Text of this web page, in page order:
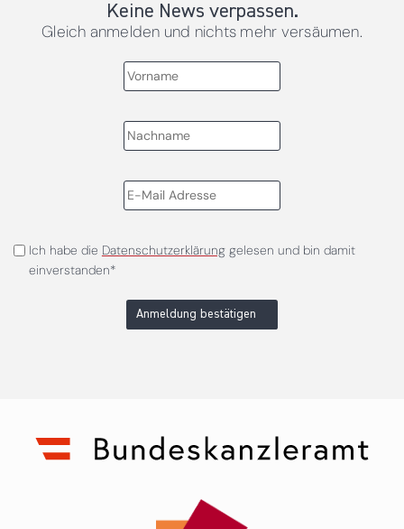
Keine News verpassen.
Gleich anmelden und nichts mehr versäumen.
Ich habe die Datenschutzerklärunggelesen und bin damit
einverstanden*
Anmeldung bestätigen